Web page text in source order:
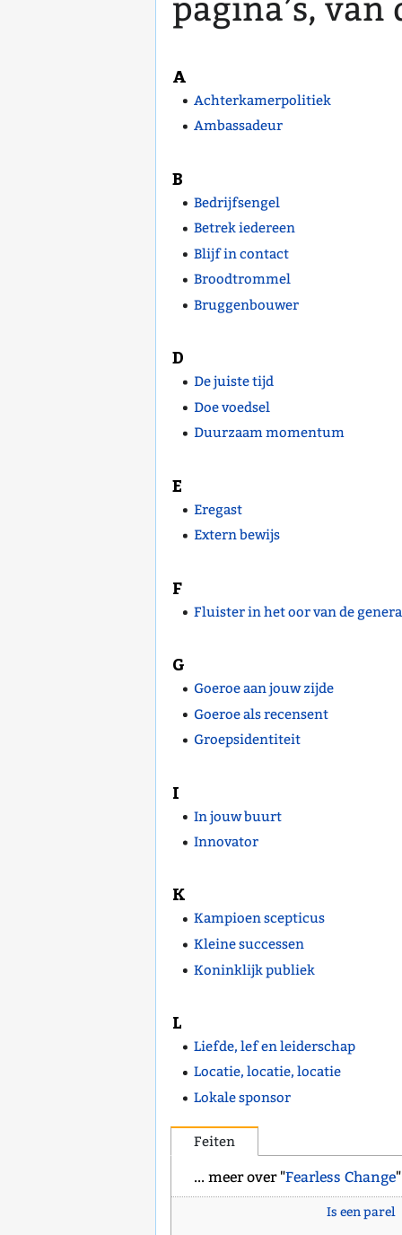
pagina’s,
A
Achterkamerpolitiek
Ambassadeur
B
Bedrijfsengel
Betrek iedereen
Blijf in contact
Broodtrommel
Bruggenbouwer
D
De juiste tijd
Doe voedsel
Duurzaam momentum
E
Eregast
Extern bewijs
F
Fluister in het oor van de
G
Goeroe aan jouw zijde
Goeroe als recensent
Groepsidentiteit
I
In jouw buurt
Innovator
K
Kampioen scepticus
Kleine successen
Koninklijk publiek
L
Liefde, lef en leiderschap
Locatie, locatie, locatie
Lokale sponsor
Feiten
... meer over "Fearless Change"
Is een parel